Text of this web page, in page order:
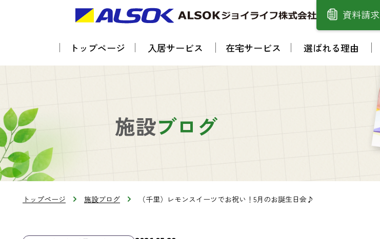
資料請求
トップページ 入居サービス 在宅サービス 選ばれる理由
施設ブログ
トップページ 施設ブログ （千里）レモンスイーツでお祝い！5月のお誕生日会♪